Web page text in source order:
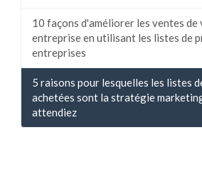
10 façons d'améliorer les ventes
entreprise en utilisant les listes de
entreprises
5 raisons pour lesquelles les listes
achetées sont la stratégie
attendiez